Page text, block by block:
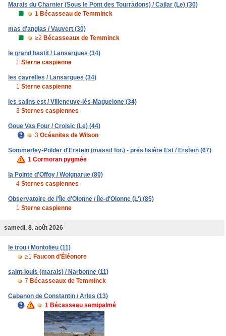
Marais du Charnier (Sous le Pont des Tourradons) / Cailar (Le) (30)
1 Bécasseau de Temminck
mas d'anglas / Vauvert (30)
≥2 Bécasseaux de Temminck
le grand bastit / Lansargues (34)
1 Sterne caspienne
les cayrelles / Lansargues (34)
1 Sterne caspienne
les salins est / Villeneuve-lès-Maguelone (34)
3 Sternes caspiennes
Goue Vas Four / Croisic (Le) (44)
3 Océanites de Wilson
Sommerley-Polder d'Erstein (massif for.) - prés lisière Est / Erstein (67)
1 Cormoran pygmée
la Pointe d'Offoy / Woignarue (80)
4 Sternes caspiennes
Observatoire de l'Île d'Olonne / Île-d'Olonne (L') (85)
1 Sterne caspienne
samedi, 8. août 2026
le trou / Montolieu (11)
≥1 Faucon d'Éléonore
saint-louis (marais) / Narbonne (11)
7 Bécasseaux de Temminck
Cabanon de Constantin / Arles (13)
1 Bécasseau semipalmé